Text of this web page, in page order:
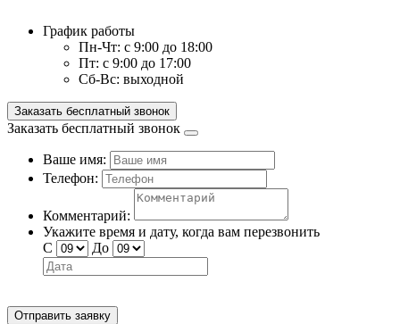
График работы
Пн-Чт: с 9:00 до 18:00
Пт: с 9:00 до 17:00
Сб-Вс: выходной
Заказать бесплатный звонок
Заказать бесплатный звонок
Ваше имя:
Телефон:
Комментарий:
Укажите время и дату, когда вам перезвонить
С
До
Отправить заявку